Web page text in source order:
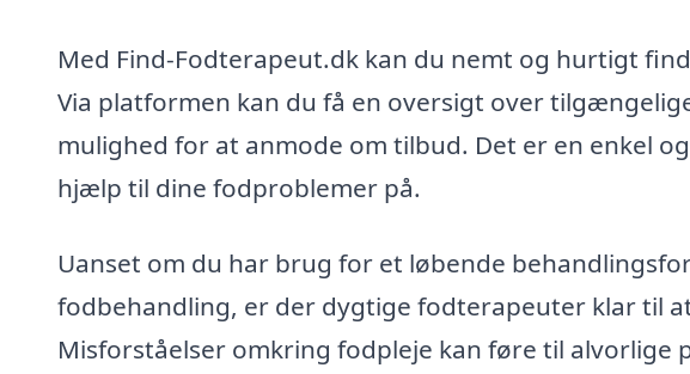
Med Find-Fodterapeut.dk kan du nemt og hurtigt
Via platformen kan du få en oversigt over
mulighed for at anmode om tilbud. Det er en enkel
hjælp til dine fodproblemer på.
Uanset om du har brug for et løbende
fodbehandling, er der dygtige fodterapeuter klar til
Misforståelser omkring fodpleje kan føre til alvorlige